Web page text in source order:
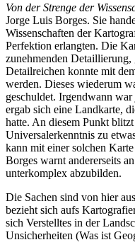
Von der Strenge der
Jorge Luis Borges. Sie
Wissenschaften der
Perfektion erlangten. Die
zunehmenden Detaillierung,
Detailreichen konnte mit
werden. Dieses wiederum
geschuldet. Irgendwann
ergab sich eine Landkarte,
hatte. An diesem Punkt blitzt
Universalerkenntnis zu
kann mit einer solchen
Borges warnt andererseits
unterkomplex abzubilden.
Die Sachen sind von hier
bezieht sich aufs
sich Verstelltes in der
Unsicherheiten (Was ist